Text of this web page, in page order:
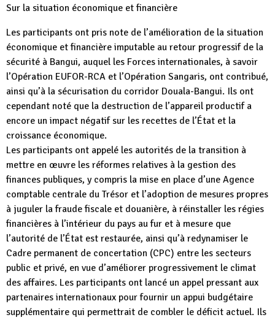
Sur la situation économique et financière
Les participants ont pris note de l’amélioration de la situation
économique et financière imputable au retour progressif de la
sécurité à Bangui, auquel les Forces internationales, à savoir
l’Opération EUFOR-RCA et l’Opération Sangaris, ont contribué,
ainsi qu’à la sécurisation du corridor Douala-Bangui. Ils ont
cependant noté que la destruction de l’appareil productif a
encore un impact négatif sur les recettes de l’État et la
croissance économique.
Les participants ont appelé les autorités de la transition à
mettre en œuvre les réformes relatives à la gestion des
finances publiques, y compris la mise en place d’une Agence
comptable centrale du Trésor et l’adoption de mesures propres
à juguler la fraude fiscale et douanière, à réinstaller les régies
financières à l’intérieur du pays au fur et à mesure que
l’autorité de l’État est restaurée, ainsi qu’à redynamiser le
Cadre permanent de concertation (CPC) entre les secteurs
public et privé, en vue d’améliorer progressivement le climat
des affaires. Les participants ont lancé un appel pressant aux
partenaires internationaux pour fournir un appui budgétaire
supplémentaire qui permettrait de combler le déficit actuel. Ils